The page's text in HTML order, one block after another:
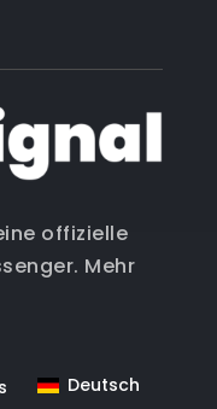
offizielle
Mehr
Deutsch